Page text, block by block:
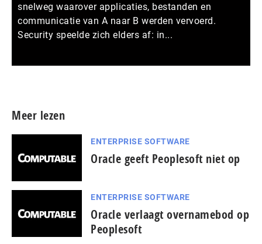
snelweg waarover applicaties, bestanden en
communicatie van A naar B werden vervoerd.
Security speelde zich elders af: in...
Meer lezen
ENTERPRISE SOFTWARE
Oracle geeft Peoplesoft niet op
ENTERPRISE SOFTWARE
Oracle verlaagt overnamebod op
Peoplesoft